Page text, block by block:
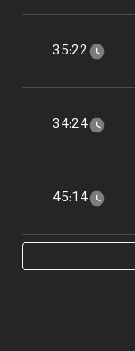
35:22
34:24
45:14